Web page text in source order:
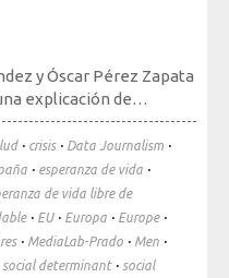
y Óscar Pérez Zapata
explicación de…
· crisis· Data Journalism ·
· esperanza de vida ·
de vida libre de
· EU· Europa · Europe·
· MediaLab-Prado · Men ·
social determinant· social